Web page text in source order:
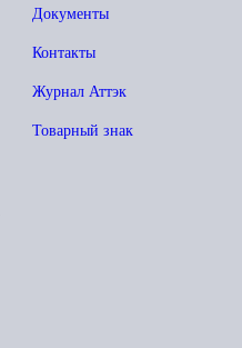
Документы
Контакты
Журнал Аттэк
Товарный знак